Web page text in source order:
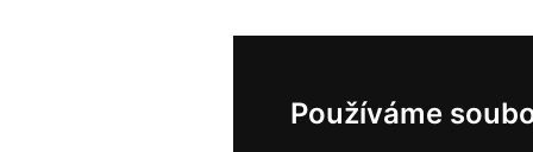
Používáme